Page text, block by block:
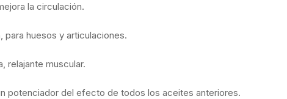
la circulación.
para huesos y articulaciones.
relajante muscular.
potenciador del efecto de todos los aceites anteriores.